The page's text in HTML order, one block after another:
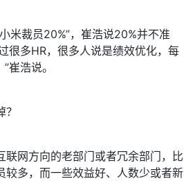
裁员20%”，崔浩说20%并不准
很多HR，很多人说是绩效优化，每
崔浩说。
网方向的老部门或者冗余部门，比
较多，而一些效益好、人数少或者新